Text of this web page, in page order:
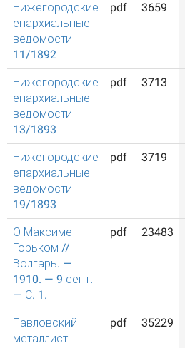
Нижегородские
епархиальные
ведомости
11/1892
pdf 3659
Нижегородские
епархиальные
ведомости
13/1893
pdf 3713
Нижегородские
епархиальные
ведомости
19/1893
pdf 3719
О Максиме
Горьком //
Волгарь. —
1910. — 9 сент.
— С. 1.
pdf 23483
Павловский
металлист
pdf 35229